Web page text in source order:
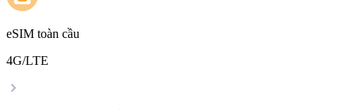
eSIM toàn cầu
4G/LTE